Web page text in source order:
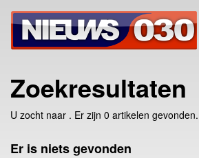
Zoekresultaten
U zocht naar . Er zijn 0 artikelen gevonden.
Er is niets gevonden